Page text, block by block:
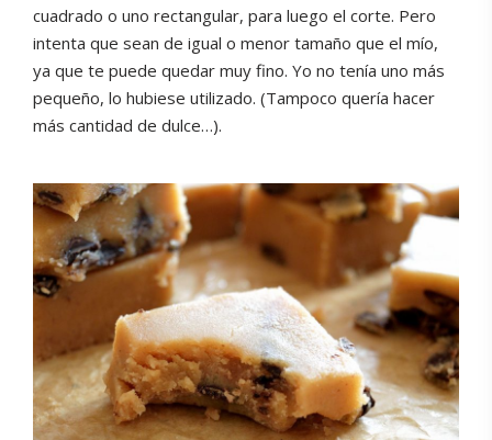
cuadrado o uno rectangular, para luego el corte. Pero
intenta que sean de igual o menor tamaño que el mío,
ya que te puede quedar muy fino. Yo no tenía uno más
pequeño, lo hubiese utilizado. (Tampoco quería hacer
más cantidad de dulce…).